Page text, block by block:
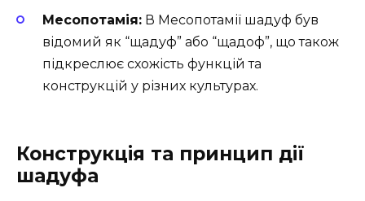
Месопотамія: В Месопотамії шадуф був
відомий як “щадуф” або “щадоф”, що також
підкреслює схожість функцій та
конструкцій у різних культурах.
Конструкція та принцип дії
шадуфа